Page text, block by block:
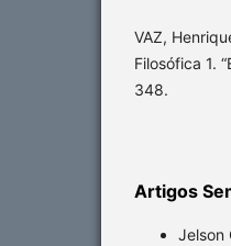
VAZ,
Filosófica 1.
348.
Artigos
Jelson